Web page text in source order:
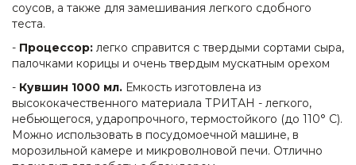
соусов, а также для замешивания легкого сдобного
теста.
- Процессор: легко справится с твердыми сортами сыра,
палочками корицы и очень твердым мускатным орехом
- Кувшин 1000 мл. Емкость изготовлена из
высококачественного материала ТРИТАН - легкого,
небьющегося, ударопрочного, термостойкого (до 110° C).
Можно использовать в посудомоечной машине, в
морозильной камере и микроволновой печи. Отлично